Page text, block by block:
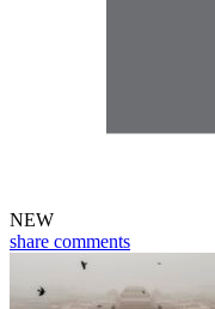
NEW
share comments